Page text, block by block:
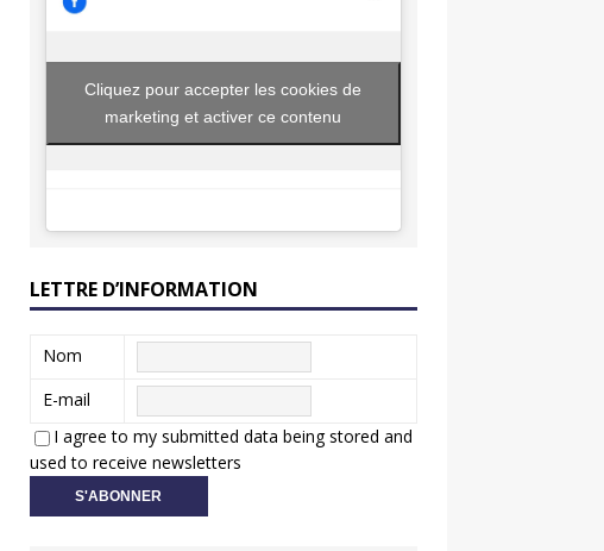
Cliquez pour accepter les cookies de
marketing et activer ce contenu
LETTRE D’INFORMATION
Nom
E-mail
I agree to my submitted data being stored and
used to receive newsletters